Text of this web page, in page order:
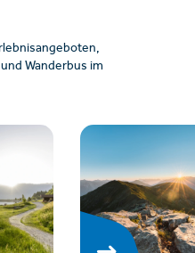
Wanderbus im